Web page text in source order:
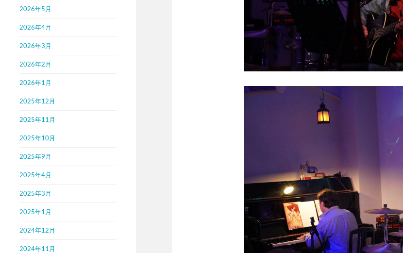
2026年5月
2026年4月
2026年3月
2026年2月
2026年1月
2025年12月
2025年11月
2025年10月
2025年9月
2025年4月
2025年3月
2025年1月
2024年12月
2024年11月